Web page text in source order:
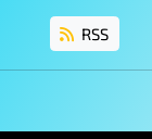
RSS